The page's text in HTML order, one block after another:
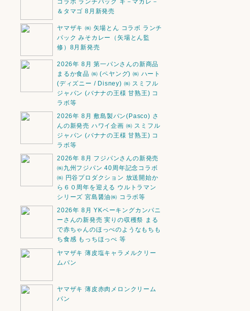
＆タマゴ 8月新発売
ヤマザキ ㈱ 矢場とん コラボ ランチ
パック みそカレー（矢場とん監
修）8月新発売
2026年 8月 第一パンさんの新商品
まるか食品 ㈱ (ペヤング) ㈱ ハート
(ディズニー / Disney) ㈱ スミフル
ジャパン (バナナの王様 甘熟王) コ
ラボ等
2026年 8月 敷島製パン(Pasco) さ
んの新発売 ハワイ企画 ㈱ スミフル
ジャパン (バナナの王様 甘熟王) コ
ラボ等
2026年 8月 フジパンさんの新発売
㈱九州フジパン 40周年記念コラボ
㈱ 円谷プロダクション 放送開始か
ら６０周年を迎える ウルトラマン
シリーズ 宮島醤油㈱ コラボ等
2026年 8月 YKベーキングカンパニ
ーさんの新発売 実りの収穫祭 まる
で赤ちゃんのほっぺのようなもちも
ち食感 もっちほっぺ 等
ヤマザキ 薄皮塩キャラメルクリー
ムパン
ヤマザキ 薄皮赤肉メロンクリーム
パン